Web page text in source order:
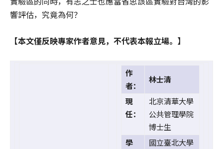
響評估，究竟為何？
【本文僅反映專家作者意見，不代表本報立場。】
作
者：
林士清
現
任：
北京清華大學
公共管理學院
博士生
學
國立臺北大學